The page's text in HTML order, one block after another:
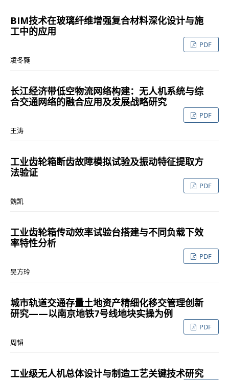
BIM技术在玻璃纤维增强复合材料深化设计与施
工中的应用
PDF
凌冬蕤
长江经济带低空物流网络构建：无人机系统与综
合交通网络的融合应用及发展战略研究
PDF
王涛
工业齿轮箱断齿故障模拟试验及振动特征提取方
法验证
PDF
魏凯
工业齿轮箱传动效率试验台搭建与不同负载下效
率特性分析
PDF
吴方玲
城市轨道交通存量土地资产精细化移交管理创新
研究——以南京地铁7号线地块实操为例
PDF
周韬
工业级无人机总体设计与制造工艺关键技术研究